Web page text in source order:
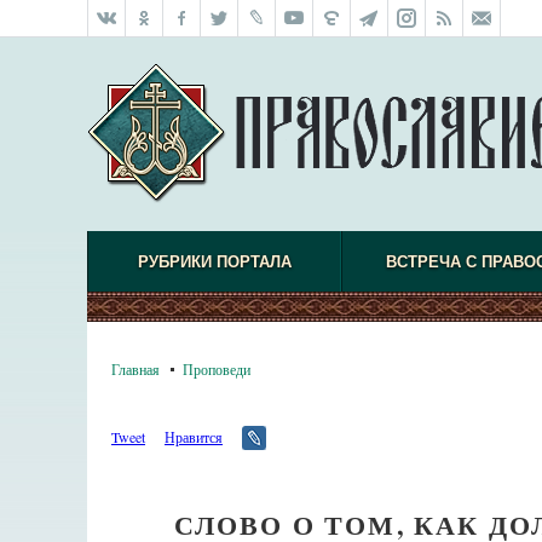
РУБРИКИ ПОРТАЛА ВСТРЕЧА С
Главная Проповеди
Tweet Нравится
СЛОВО О ТОМ, КАК